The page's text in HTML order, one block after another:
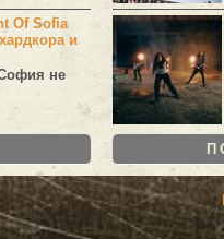
Of Sofia
и
не